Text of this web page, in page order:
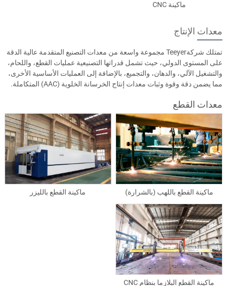
ماكينة CNC
معدات الإنتاج
تمتلك شركةTeeyer مجموعة واسعة من معدات التصنيع المتقدمة عالية الدقة
على المستوى الدولي، حيث تشمل قدراتها التصنيعية عمليات القطع، واللحام،
والتشغيل الآلي، والدهان، والتجميع، بالإضافة إلى العمليات الأساسية الأخرى،
مما يضمن دقة وقوة وثبات معدات إنتاج الخرسانة الخلوية (AAC) المتكاملة.
معدات القطع
ماكينة القطع باللهب (بالشرارة) ماكينة القطع بالليزر
ماكينة القطع البلازما بنظام CNC